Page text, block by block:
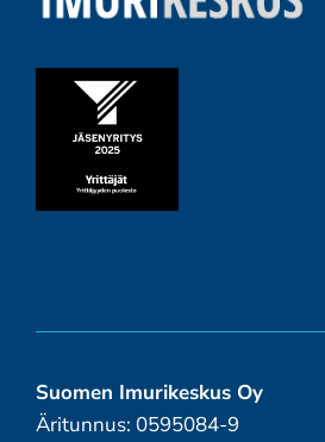
Suomen Imurikeskus Oy
Äritunnus: 0595084-9